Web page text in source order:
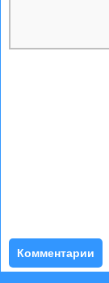
Комментарии